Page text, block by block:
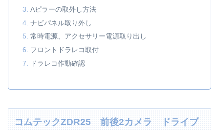
Aピラーの取外し方法
ナビパネル取り外し
常時電源、アクセサリー電源取り出し
フロントドラレコ取付
ドラレコ作動確認
コムテックZDR25 前後2カメラ ドライブ